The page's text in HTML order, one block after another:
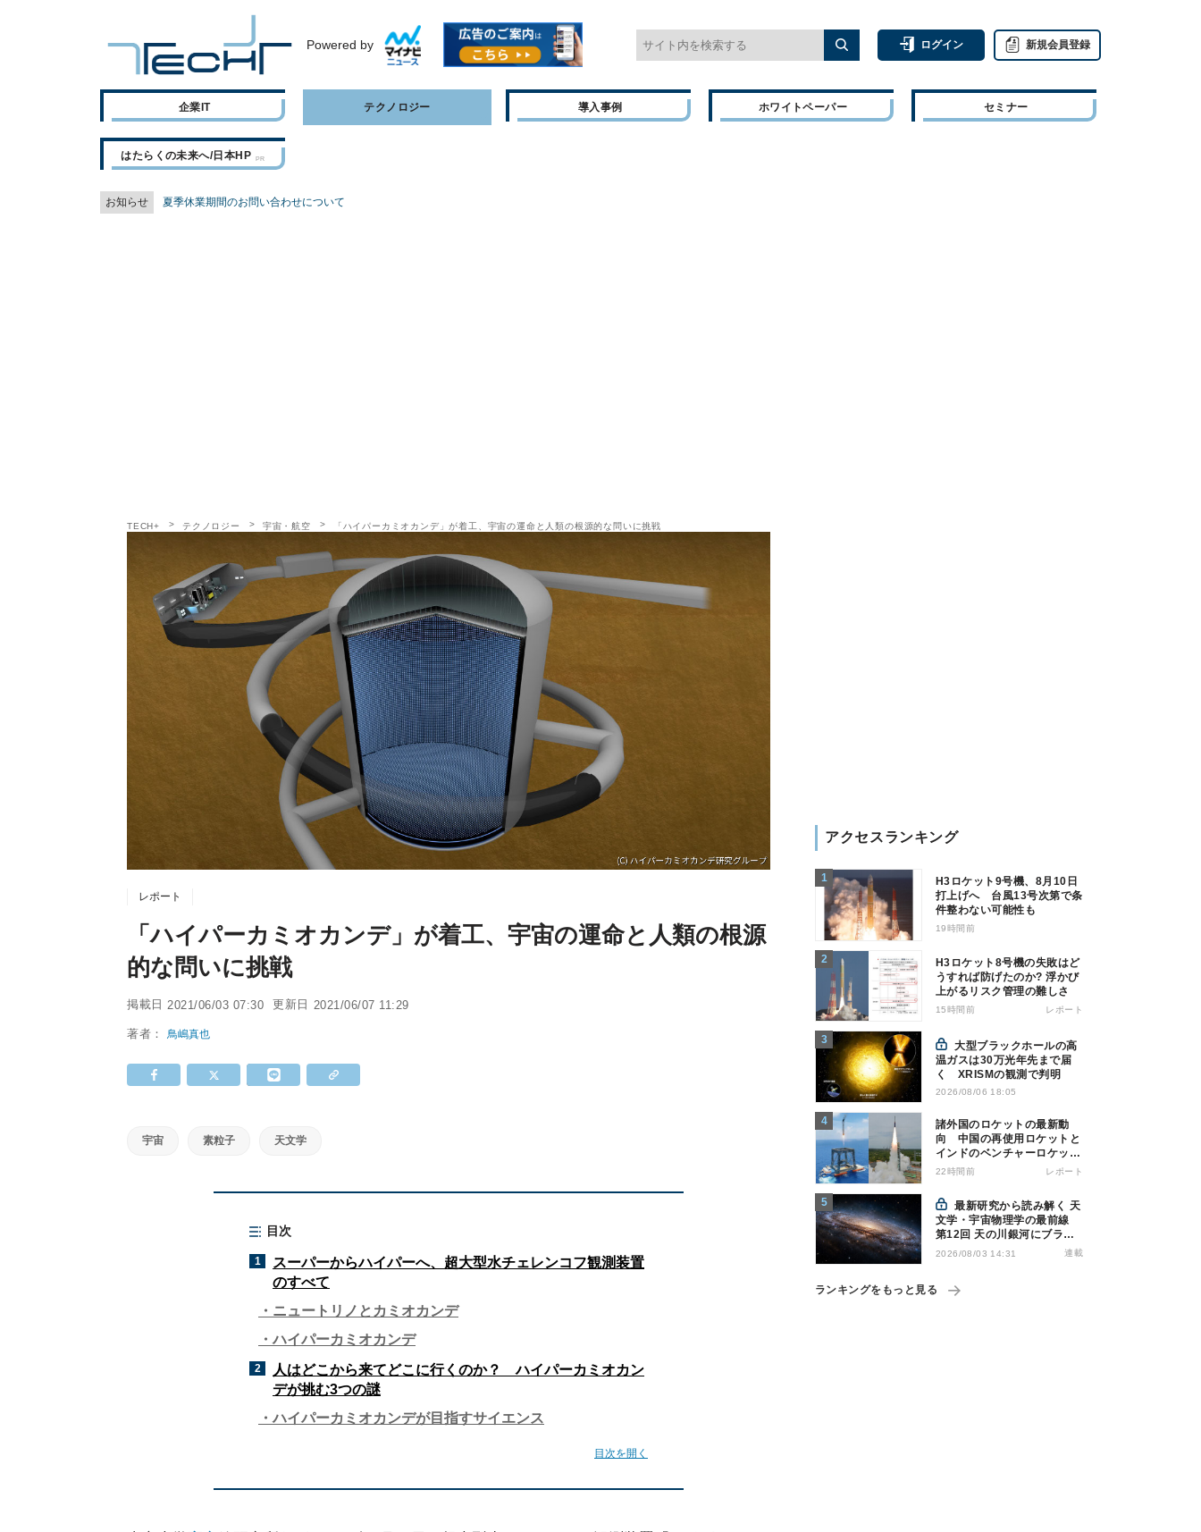
Powered by ログイン 新規会員登録
企業IT テクノロジー 導入事例 ホワイトペーパー セミナー
はたらくの未来へ/日本HP
お知らせ 夏季休業期間のお問い合わせについて
TECH+ テクノロジー 宇宙・航空 「ハイパーカミオカンデ」が着工、宇宙の運命と人類の根源的な問いに挑戦
レポート
「ハイパーカミオカンデ」が着工、宇宙の運命と人類の根源
的な問いに挑戦
掲載日 2021/06/03 07:30 更新日 2021/06/07 11:29
著者：鳥嶋真也
宇宙 素粒子 天文学
目次
1
スーパーからハイパーへ、超大型水チェレンコフ観測装置
のすべて
ニュートリノとカミオカンデ
ハイパーカミオカンデ
2
人はどこから来てどこに行くのか？ ハイパーカミオカン
デが挑む3つの謎
ハイパーカミオカンデが目指すサイエンス
目次を開く
アクセスランキング
H3ロケット9号機、8月10日
打上げへ 台風13号次第で条
件整わない可能性も
19時間前
H3ロケット8号機の失敗はど
うすれば防げたのか? 浮かび
上がるリスク管理の難しさ
15時間前 レポート
大型ブラックホールの高
温ガスは30万光年先まで届
く XRISMの観測で判明
2026/08/06 18:05
諸外国のロケットの最新動
向 中国の再使用ロケットと
インドのベンチャーロケット
の成功
22時間前 レポート
最新研究から読み解く 天
文学・宇宙物理学の最前線
第12回 天の川銀河にブラッ
クホール1億7000万個？ - 大
2026/08/03 14:31 連載
ランキングをもっと見る